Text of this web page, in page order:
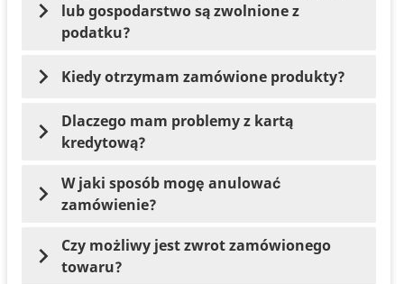
lub gospodarstwo są zwolnione z
podatku?
Kiedy otrzymam zamówione produkty?
Dlaczego mam problemy z kartą
kredytową?
W jaki sposób mogę anulować
zamówienie?
Czy możliwy jest zwrot zamówionego
towaru?